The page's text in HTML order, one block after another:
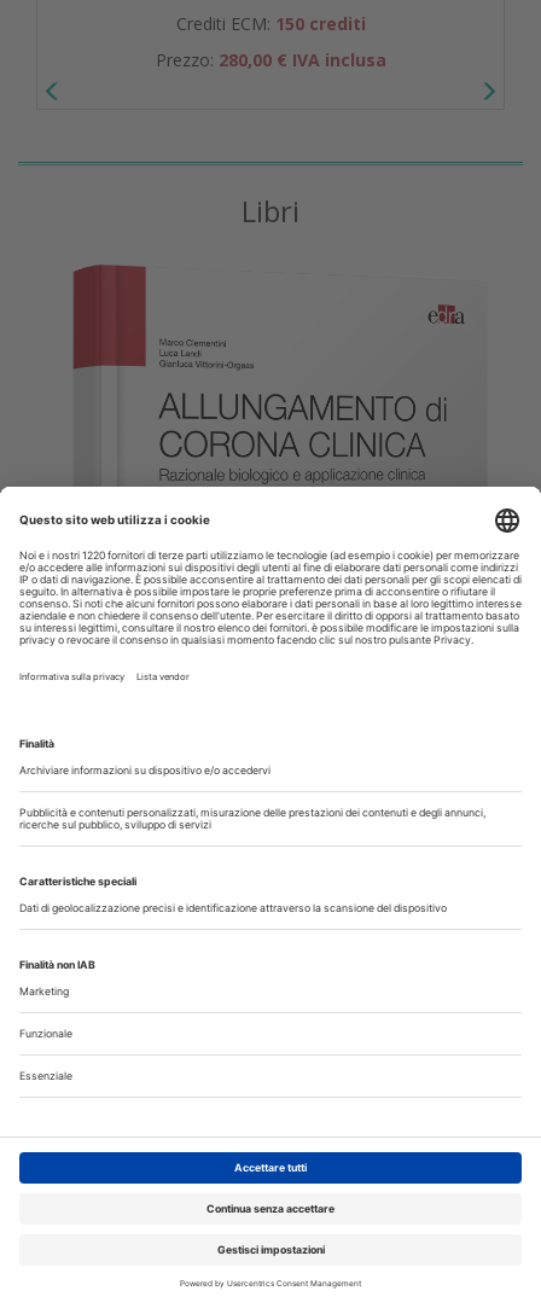
Crediti ECM: 150 crediti
Prezzo: 280,00 € IVA inclusa
Libri
Allungamento di corona clinica